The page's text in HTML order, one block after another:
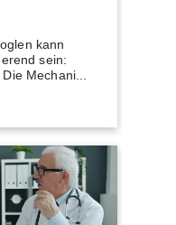
kann
sein:
Mechani...